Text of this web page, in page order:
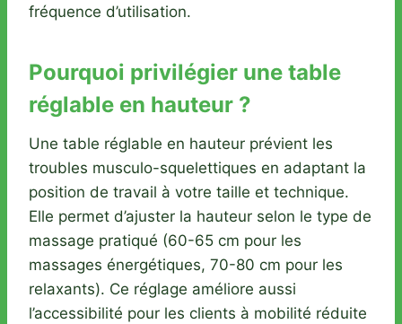
fréquence d’utilisation.
Pourquoi privilégier une table
réglable en hauteur ?
Une table réglable en hauteur prévient les
troubles musculo-squelettiques en adaptant la
position de travail à votre taille et technique.
Elle permet d’ajuster la hauteur selon le type de
massage pratiqué (60-65 cm pour les
massages énergétiques, 70-80 cm pour les
relaxants). Ce réglage améliore aussi
l’accessibilité pour les clients à mobilité réduite